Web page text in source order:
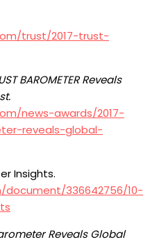
trust/2017-trust-
BAROMETER Reveals
news-awards/2017-
reveals-global-
Insights.
336642756/10-
Reveals Global